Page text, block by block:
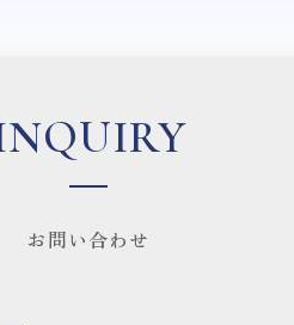
お問い合わせ